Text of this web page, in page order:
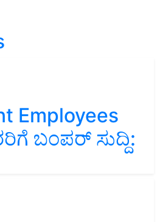
Employees
ಬಂಪರ್‌ ಸುದ್ದಿ: